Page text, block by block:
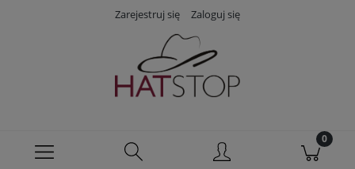
Zarejestruj się Zaloguj się